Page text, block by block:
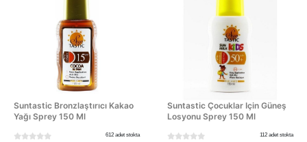
Suntastic Bronzlaştırıcı Kakao
Yağı Sprey 150 Ml
612 adet stokta
Suntastic Çocuklar Için Güneş
Losyonu Sprey 150 Ml
112 adet stokta